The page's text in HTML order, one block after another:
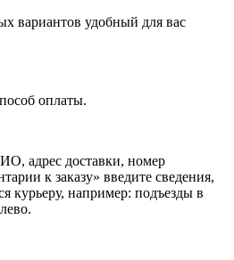
вариантов удобный для вас
оплаты.
адрес доставки, номер
к заказу» введите сведения,
курьеру, например: подъезды в